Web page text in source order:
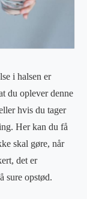
i halsen er
du oplever denne
hvis du tager
Her kan du få
skal gøre, når
det er
sure opstød.